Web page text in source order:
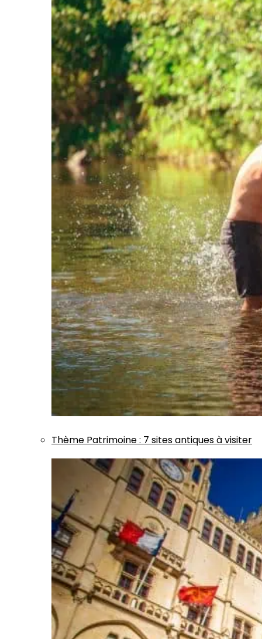
Thème Patrimoine: 7 sites antiques à visiter